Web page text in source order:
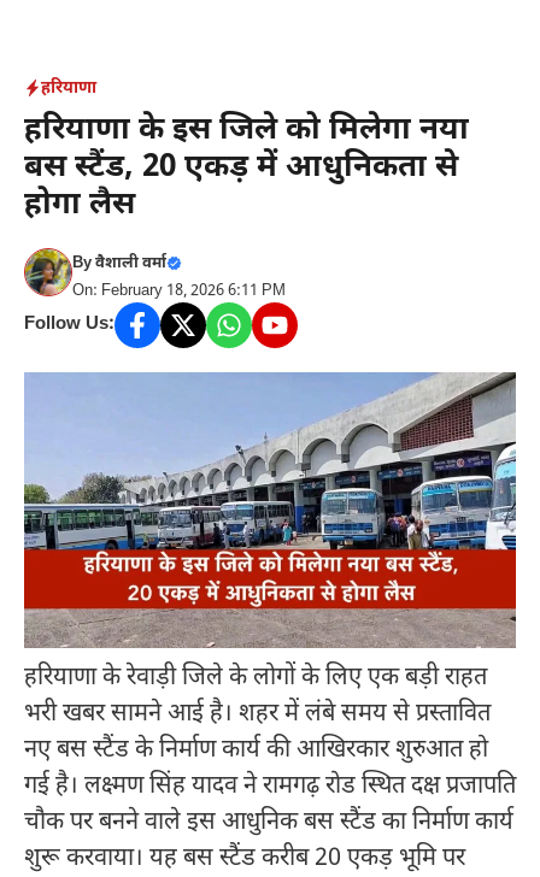
content
हरियाणा
हरियाणा के इस जिले को मिलेगा नया
बस स्टैंड, 20 एकड़ में आधुनिकता से
होगा लैस
Byवैशाली वर्मा
On: February 18, 2026 6:11 PM
Follow Us:
हरियाणा के रेवाड़ी जिले के लोगों के लिए एक बड़ी राहत
भरी खबर सामने आई है। शहर में लंबे समय से प्रस्तावित
नए बस स्टैंड के निर्माण कार्य की आखिरकार शुरुआत हो
गई है। लक्ष्मण सिंह यादवने रामगढ़ रोड स्थित दक्ष प्रजापति
चौक पर बनने वाले इस आधुनिक बस स्टैंड का निर्माण कार्य
शुरू करवाया। यह बस स्टैंड करीब 20 एकड़ भूमि पर